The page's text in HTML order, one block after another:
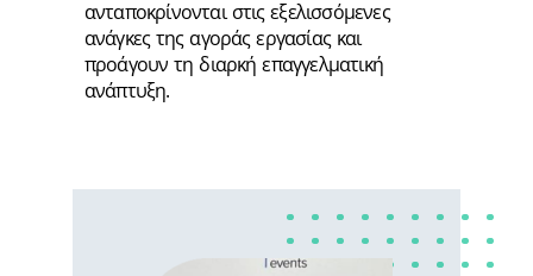
ανταποκρίνονται στις εξελισσόμενες
ανάγκες της αγοράς εργασίας και
προάγουν τη διαρκή επαγγελματική
ανάπτυξη.